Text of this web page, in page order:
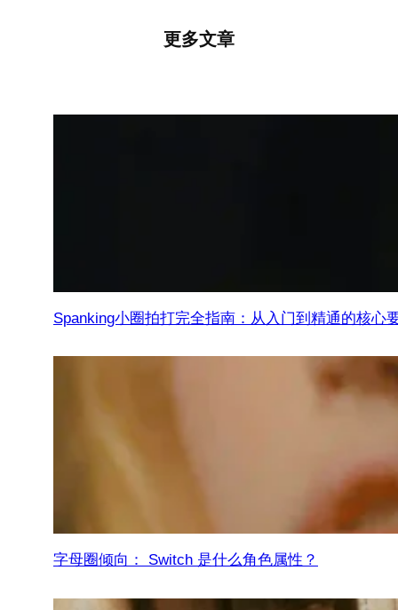
更多文章
Spanking小圈拍打完全指南：从入门到精通的核心
字母圈倾向： Switch 是什么角色属性？